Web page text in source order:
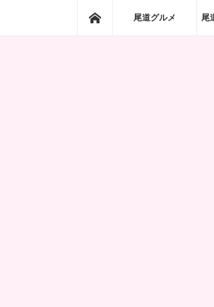
ホーム尾道グルメ 尾